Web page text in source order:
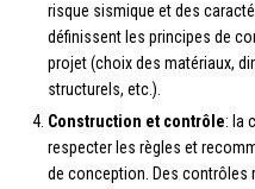
risque sismique et des
définissent les principes de
projet (choix des matériaux,
structurels, etc.).
Construction et contrôle: la
respecter les règles et
de conception. Des contrôles